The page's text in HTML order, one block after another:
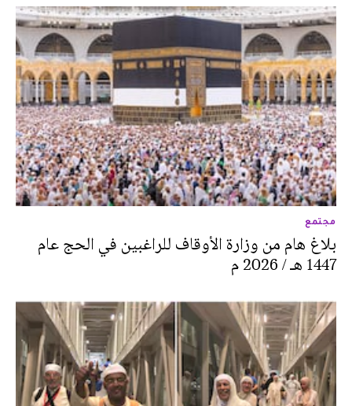
مجتمع
بلاغ هام من وزارة الأوقاف للراغبين في الحج عام
1447 هـ / 2026 م